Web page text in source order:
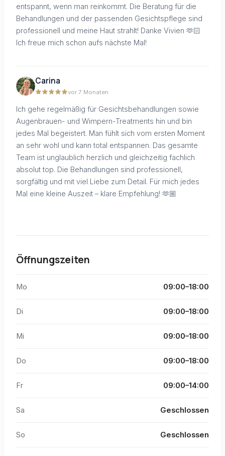
entspannt, wenn man reinkommt. Die Beratung für die
Behandlungen und der passenden Gesichtspflege sind
professionell und meine Haut strahlt! Danke Vivien 🫶🏻
Ich freue mich schon aufs nächste Mal!
Carina
vor 7 Monaten
Ich gehe regelmäßig für Gesichtsbehandlungen sowie
Augenbrauen- und Wimpern-Treatments hin und bin
jedes Mal begeistert. Man fühlt sich vom ersten Moment
an sehr wohl und kann total entspannen. Das gesamte
Team ist unglaublich herzlich und gleichzeitig fachlich
absolut top. Die Behandlungen sind professionell,
sorgfältig und mit viel Liebe zum Detail. Für mich jedes
Mal eine kleine Auszeit – klare Empfehlung! 🫶🏼
Öffnungszeiten
Mo 09:00–18:00
Di 09:00–18:00
Mi 09:00–18:00
Do 09:00–18:00
Fr 09:00–14:00
Sa Geschlossen
So Geschlossen